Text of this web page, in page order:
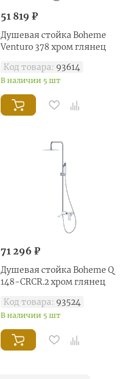
51 819 ₽
Душевая стойка Boheme
Venturo 378 хром глянец
Код товара: 93614
В наличии 5 шт
71 296 ₽
Душевая стойка Boheme Q
148-CRCR.2 хром глянец
Код товара: 93524
В наличии 5 шт